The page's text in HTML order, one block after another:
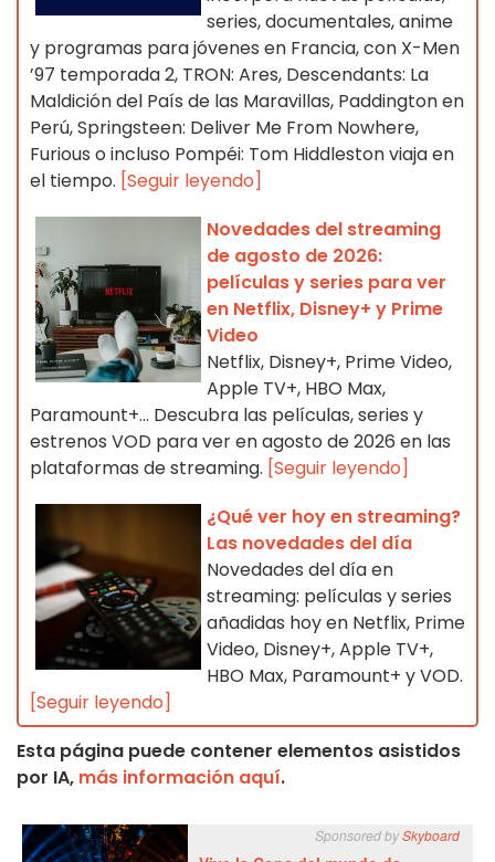
series, documentales, anime
y programas para jóvenes en Francia, con X-Men
’97 temporada 2, TRON: Ares, Descendants: La
Maldición del País de las Maravillas, Paddington en
Perú, Springsteen: Deliver Me From Nowhere,
Furious o incluso Pompéi: Tom Hiddleston viaja en
el tiempo. [Seguir leyendo]
Novedades del streaming
de agosto de 2026:
películas y series para ver
en Netflix, Disney+ y Prime
Video
Netflix, Disney+, Prime Video,
Apple TV+, HBO Max,
Paramount+… Descubra las películas, series y
estrenos VOD para ver en agosto de 2026 en las
plataformas de streaming. [Seguir leyendo]
¿Qué ver hoy en streaming?
Las novedades del día
Novedades del día en
streaming: películas y series
añadidas hoy en Netflix, Prime
Video, Disney+, Apple TV+,
HBO Max, Paramount+ y VOD.
[Seguir leyendo]
Esta página puede contener elementos asistidos
por IA, más información aquí.